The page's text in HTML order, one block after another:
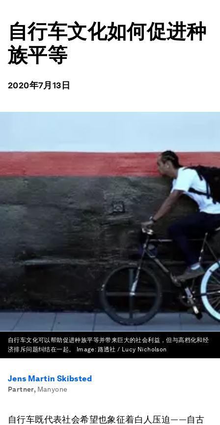
自行车文化如何促进种
族平等
2020年7月13日
自行车文化可以帮助促进种族平等并带来巨大的社会利益，但与高档化和经
济排斥问题纠结在一起。
Image: 路透社 / Lucy Nicholson
Jens Martin Skibsted
Partner, Manyone
自行车既代表社会希望也象征着白人压迫——自古